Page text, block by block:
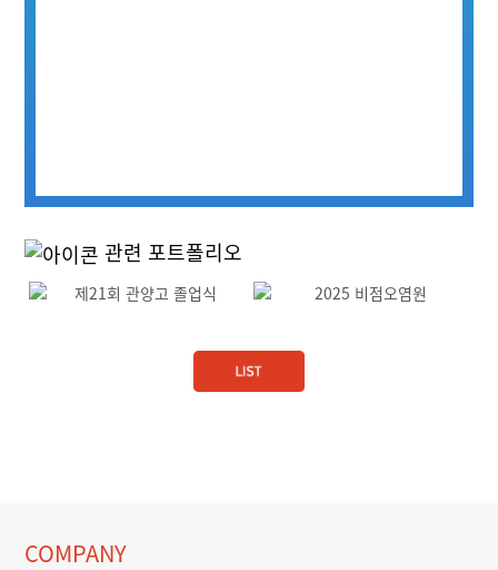
관련 포트폴리오
COMPANY